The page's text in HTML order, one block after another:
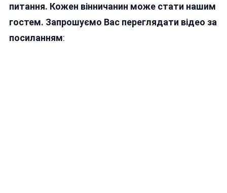
питання. Кожен вінничанин може стати нашим
гостем. Запрошуємо Вас переглядати відео за
посиланням: